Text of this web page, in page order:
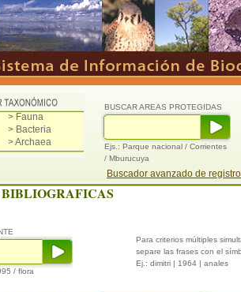
> Fauna
> Bacteria
> Archaea
BUSCAR AREAS PROTEGIDAS
Ejs.: Parque nacional / Corrientes
/ Mburucuya
Buscador avanzado de
/ flora
Para criterios múltiples
separe las frases con el
Ej.: dimitri | 1964 | anales